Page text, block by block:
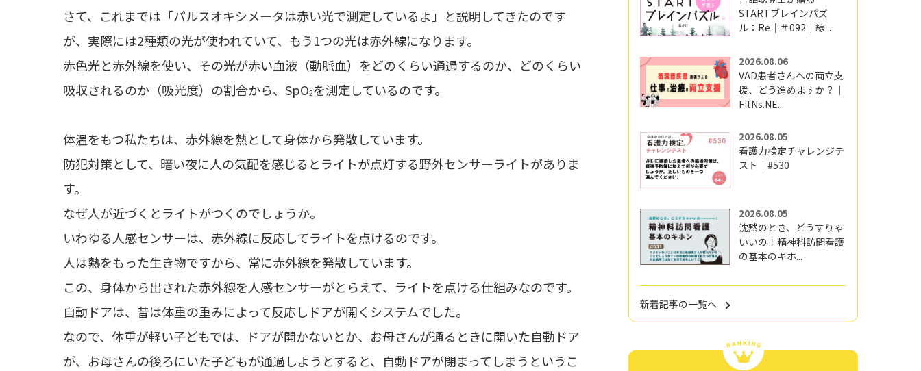
さて、これまでは「パルスオキシメータは赤い光で測定しているよ」と説明してきたのです
が、実際には2種類の光が使われていて、もう1つの光は赤外線になります。
赤色光と赤外線を使い、その光が赤い血液（動脈血）をどのくらい通過するのか、どのくらい
吸収されるのか（吸光度）の割合から、SpO2を測定しているのです。
体温をもつ私たちは、赤外線を熱として身体から発散しています。
防犯対策として、暗い夜に人の気配を感じるとライトが点灯する野外センサーライトがありま
す。
なぜ人が近づくとライトがつくのでしょうか。
いわゆる人感センサーは、赤外線に反応してライトを点けるのです。
人は熱をもった生き物ですから、常に赤外線を発散しています。
この、身体から出された赤外線を人感センサーがとらえて、ライトを点ける仕組みなのです。
自動ドアは、昔は体重の重みによって反応しドアが開くシステムでした。
なので、体重が軽い子どもでは、ドアが開かないとか、お母さんが通るときに開いた自動ドア
が、お母さんの後ろにいた子どもが通過しようとすると、自動ドアが閉まってしまうというこ
STARTブレインパズ
ル：Re｜＃092｜線...
2026.08.06
VAD患者さんへの両立支
援、どう進めますか？｜
FitNs.NE...
2026.08.05
看護力検定チャレンジテ
スト｜#530
2026.08.05
沈黙のとき、どうすりゃ
いいの―――！精神科訪問看護
の基本のキホ...
新着記事の一覧へ